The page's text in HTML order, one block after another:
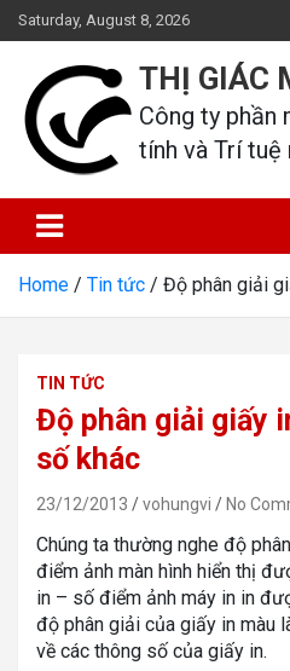
Skip
to
content
Saturday, August 8, 2026
THỊ GIÁC
Công ty phần
tính và Trí tuệ
Home Tin tức Độ phân giải
TIN TỨC
Độ phân giải giấy
số khác
23/12/2013 vohungvi No
Chúng ta thường nghe độ
điểm ảnh màn hình hiển thị
in – số điểm ảnh máy in in
độ phân giải của giấy in màu
về các thông số của giấy in.